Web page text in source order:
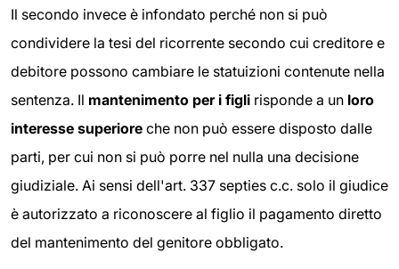
Il secondo invece è infondato perché non si può
condividere la tesi del ricorrente secondo cui creditore e
debitore possono cambiare le statuizioni contenute nella
sentenza. Il mantenimento per i figli risponde a un loro
interesse superiore che non può essere disposto dalle
parti, per cui non si può porre nel nulla una decisione
giudiziale. Ai sensi dell'art. 337 septies c.c. solo il giudice
è autorizzato a riconoscere al figlio il pagamento diretto
del mantenimento del genitore obbligato.